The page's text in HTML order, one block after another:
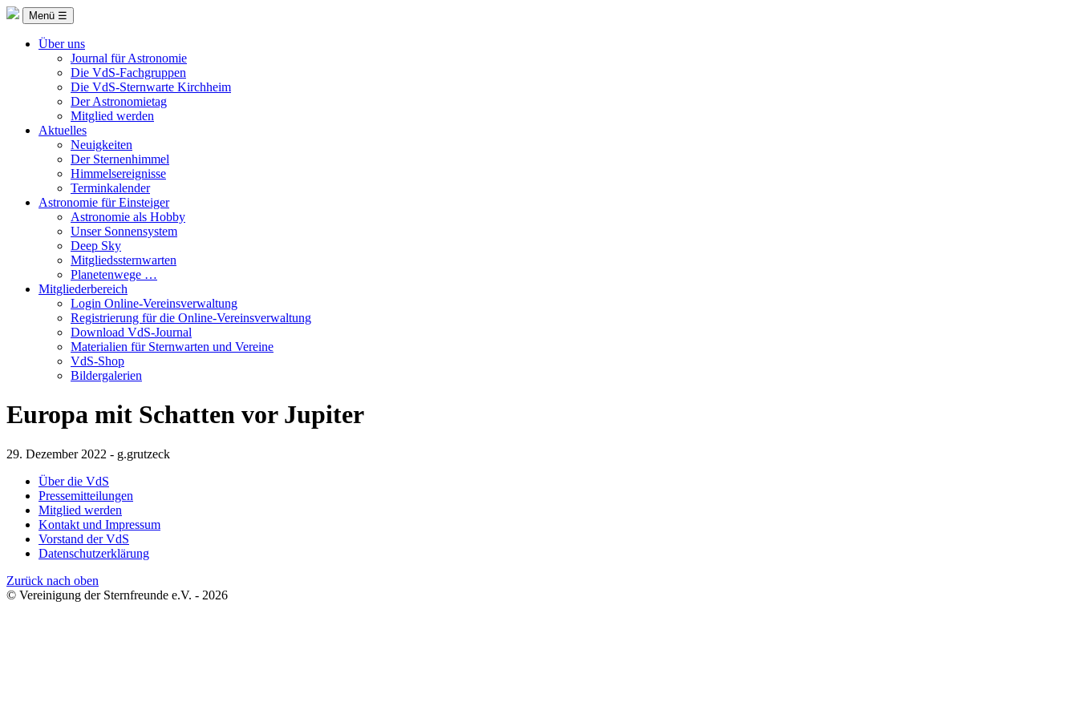
Menü ☰
Über uns
Journal für Astronomie
Die VdS-Fachgruppen
Die VdS-Sternwarte Kirchheim
Der Astronomietag
Mitglied werden
Aktuelles
Neuigkeiten
Der Sternenhimmel
Himmelsereignisse
Terminkalender
Astronomie für Einsteiger
Astronomie als Hobby
Unser Sonnensystem
Deep Sky
Mitgliedssternwarten
Planetenwege …
Mitgliederbereich
Login Online-Vereinsverwaltung
Registrierung für die Online-Vereinsverwaltung
Download VdS-Journal
Materialien für Sternwarten und Vereine
VdS-Shop
Bildergalerien
Europa mit Schatten vor Jupiter
29. Dezember 2022 - g.grutzeck
Über die VdS
Pressemitteilungen
Mitglied werden
Kontakt und Impressum
Vorstand der VdS
Datenschutzerklärung
Zurück nach oben
© Vereinigung der Sternfreunde e.V. - 2026